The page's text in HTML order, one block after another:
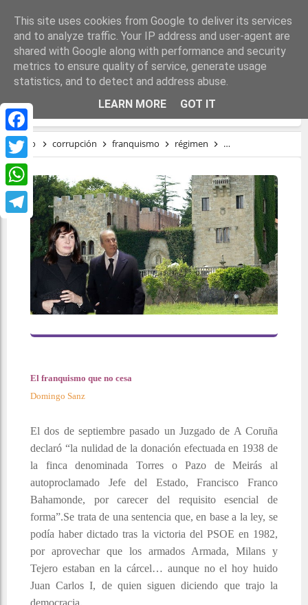
Facebook
Twitter
WhatsApp
Telegram
EL FRANQUISMO QUE NO CESA
Inicio corrupción franquismo régimen tardofranquismo
El franquismo que no cesa
Domingo Sanz
El dos de septiembre pasado un Juzgado de A Coruña
declaró “la nulidad de la donación efectuada en 1938 de
la finca denominada Torres o Pazo de Meirás al
autoproclamado Jefe del Estado, Francisco Franco
Bahamonde, por carecer del requisito esencial de
forma”.Se trata de una sentencia que, en base a la ley, se
podía haber dictado tras la victoria del PSOE en 1982,
por aprovechar que los armados Armada, Milans y
Tejero estaban en la cárcel… aunque no el hoy huido
Juan Carlos I, de quien siguen diciendo que trajo la
democracia.
This site uses cookies from Google to deliver its services
and to analyze traffic. Your IP address and user-agent are
shared with Google along with performance and security
metrics to ensure quality of service, generate usage
statistics, and to detect and address abuse.
LEARN MORE
GOT IT